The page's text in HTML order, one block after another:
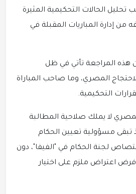
تحليل الحالات التحكيمية المثيرة
إدارة المباريات المقبلة في
هذه المراجعة تأتي في ظل
المصري، وما صاحب المباراة
التحكيمية.
المصري لا يملك صلاحية المطالبة
تبقى مسؤولية تعيين الحكام
لجنة الحكام في "الفيفا"، دون
اعتراض ملزم على اختيار